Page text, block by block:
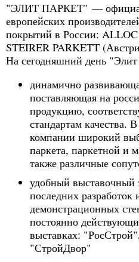
"ЭЛИТ ПАРКЕТ" —
европейских
покрытий в России:
STEIRER PARKETT
На сегодняшний день
динамично
поставляющая на
продукцию,
стандартам качества.
компании широкий
паркета, паркетной и
также различные
удобный выставочный
последних разработок
демонстрационных
постоянно
выставках:
"СтройДвор"